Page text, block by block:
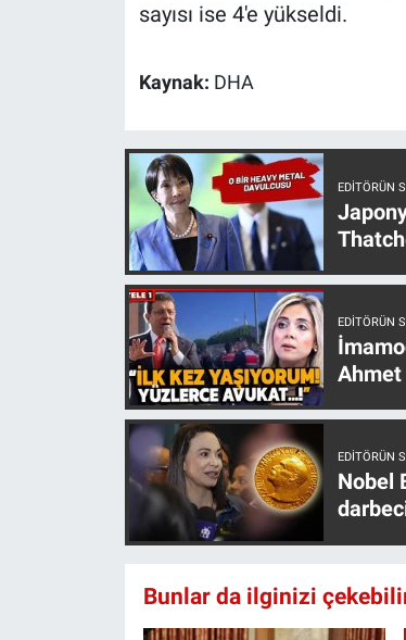
sayısı ise 4'e yükseldi.
Kaynak: DHA
EDITÖRÜN
EDITÖRÜN
Ahmet
EDITÖRÜN
Nobel
Bunlar da ilginizi
Programlar
Teknoloji
Türkiye'nin Geleceği
Türkiye'nin Gündemi
Yerel Gündem
Yerel Yaşam
Canlı Yayın